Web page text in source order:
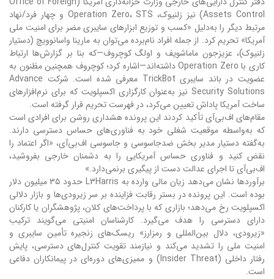
Assets Control) نیز زلنیوک، Operation Zero، STS و چهار فرد/نهاد
مرتبط دیگر را به‌دلیل «کسب و توزیع ابزارهای سایبری مضر برای امنیت ملی
آمریکا» تحریم کرد. از جمله افراد نام‌برده می‌توان به مارینا واسانوویچ (دستیار
زلنیوک)، عزیزجون ماماشویف و اولگ کوچروف—که بنا بر گزارش‌ها ارتباط
کاری با Operation Zero داشته‌اند—اشاره کرد؛ کوچروف همچنین مظنون به
عضویت در باند سایبری TrickBot معرفی شده است. شرکت Advance
Security Solutions نیز به‌عنوان کارگزاری اکسپلویت که برای نرم‌افزارهای
ساخت آمریکا پاداش تعیین می‌کرد، در فهرست تحریم قرار گرفته است.
مقام‌های اف‌بی‌آی تأکید کردند این پرونده هشداری روشن برای افرادی است
که به‌واسطه موقعیت شغلی خود به فناوری‌های حساس دسترسی دارند.
به‌گفته دستیار مدیر بخش ضدجاسوسی و جاسوسی اف‌بی‌آی، «اگر اعتماد را
نقض کنید و فناوری حساس آمریکایی را به دشمنان خارجی بفروشید،
اف‌بی‌آی تا اجرای عدالت دست از پیگیری برنمی‌دارد.»
برآوردها نشان می‌دهد زیان مالی وارده به L3Harris حدود ۳۵ میلیون دلار
بوده است. این پرونده در بستر رقابت فزاینده بر سر زیرو‌دی‌ها و بازار دلالی
اکسپلویت رخ می‌دهد؛ بازاری که با پرداخت‌های کلان، پژوهشگران یا کارکنان
دارای دسترسی را هدف می‌گیرد. کارشناسان امنیتی می‌گویند ترکیب
«زیرو‌دی، دلال بین‌المللی و رمزارز» ریسک‌های زنجیره تأمین سایبری و
امنیت ملی را تشدید می‌کند و نیازمند تقویت کنترل‌های دسترسی، پایش
رفتار داخلی (Insider Threat) و ممیزی‌های دوره‌ای در پیمانکاران دفاعی
است.